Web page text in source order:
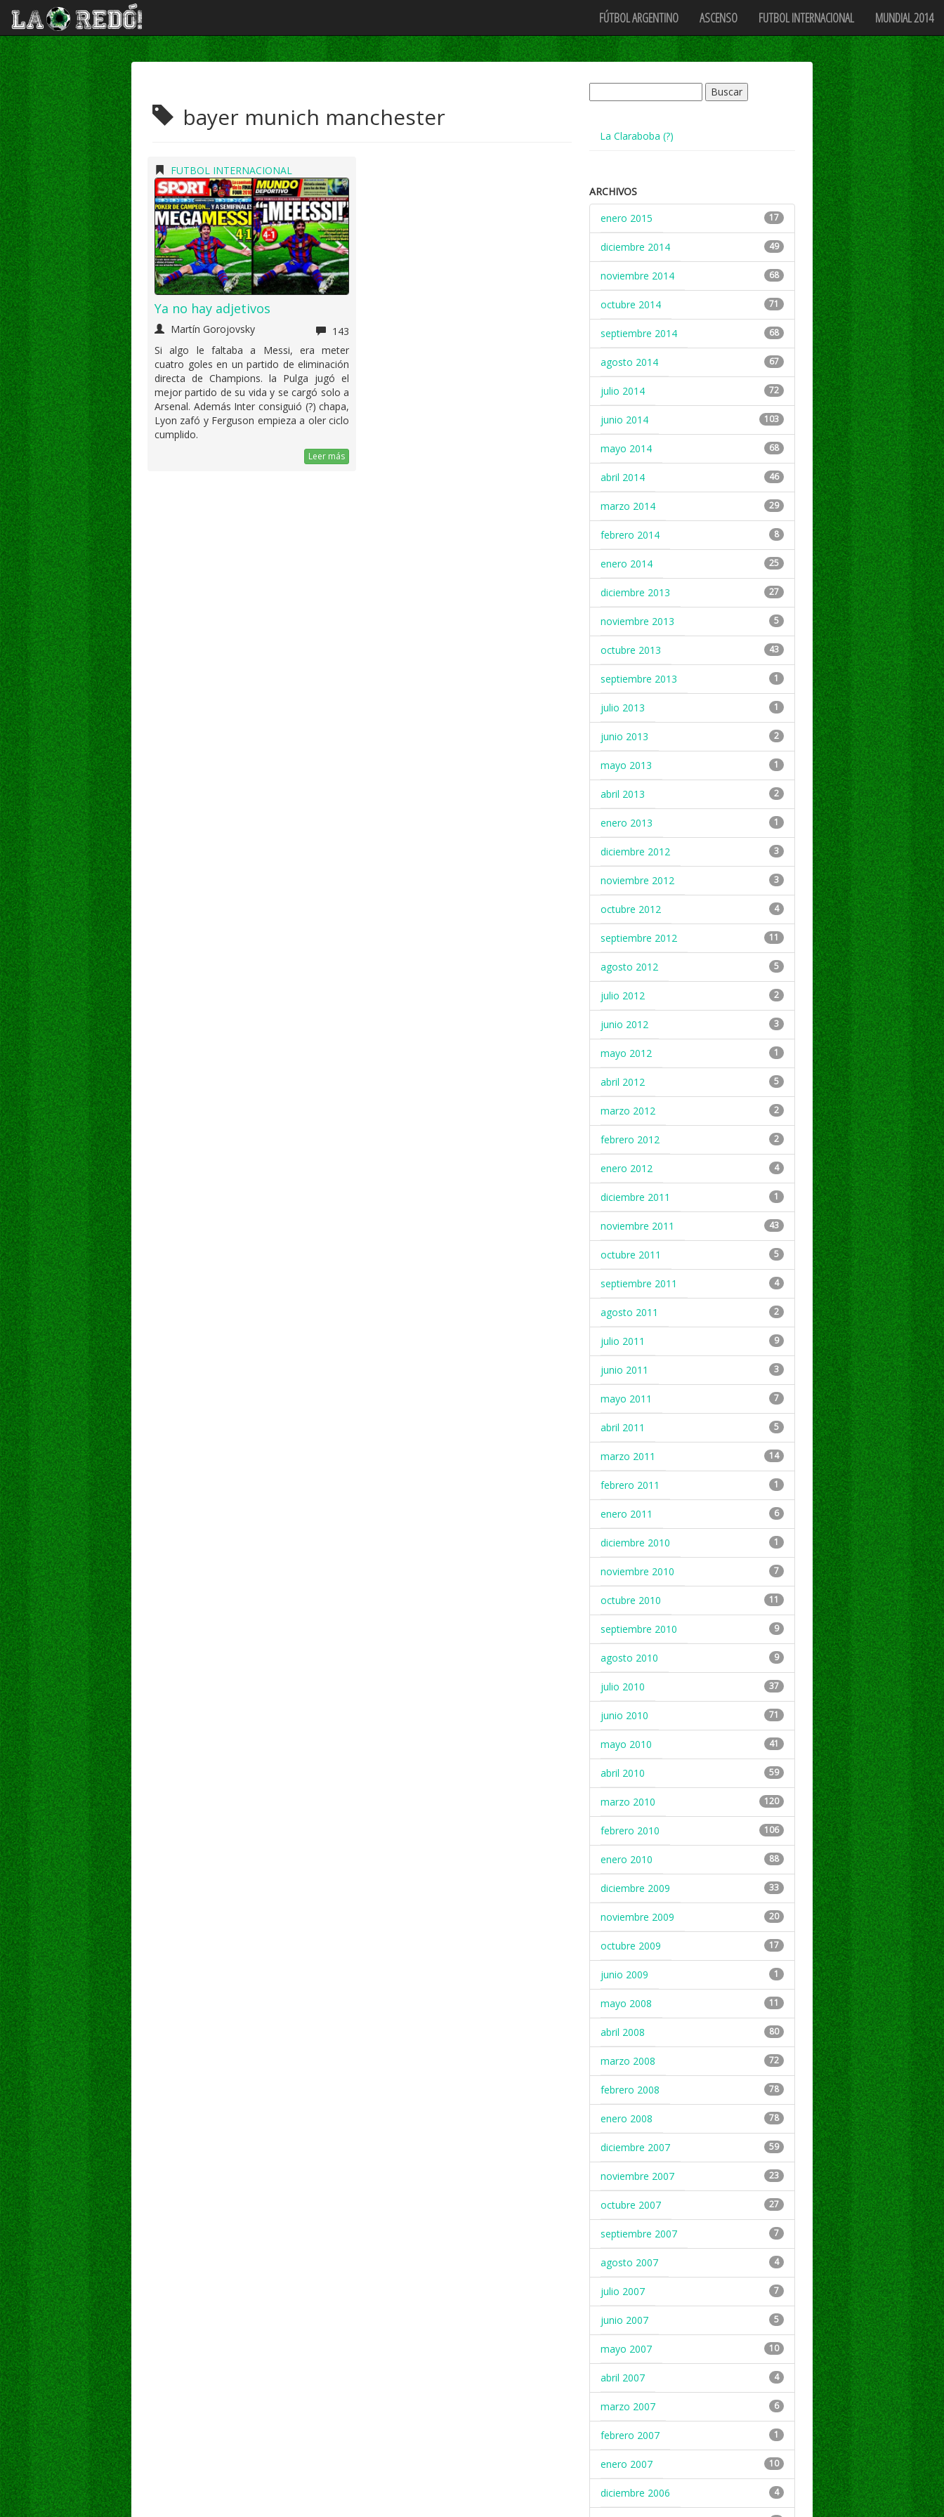
FÚTBOL ARGENTINO ASCENSO FUTBOL INTERNACIONAL MUNDIAL 2014
bayer munich manchester
FUTBOL INTERNACIONAL
Ya no hay adjetivos
Martín Gorojovsky
143
Si algo le faltaba a Messi, era meter
cuatro goles en un partido de eliminación
directa de Champions. la Pulga jugó el
mejor partido de su vida y se cargó solo a
Arsenal. Además Inter consiguió (?) chapa,
Lyon zafó y Ferguson empieza a oler ciclo
cumplido.
Leer más
La Claraboba (?)
ARCHIVOS
enero 2015
17
diciembre 2014 49
noviembre 2014 68
octubre 2014 71
septiembre 2014 68
agosto 2014 67
julio 2014 72
junio 2014 103
mayo 2014 68
abril 2014 46
marzo 2014 29
febrero 2014 8
enero 2014 25
diciembre 2013 27
noviembre 2013 5
octubre 2013 43
septiembre 2013 1
julio 2013 1
junio 2013 2
mayo 2013 1
abril 2013 2
enero 2013 1
diciembre 2012 3
noviembre 2012 3
octubre 2012 4
septiembre 2012 11
agosto 2012 5
julio 2012 2
junio 2012 3
mayo 2012 1
abril 2012 5
marzo 2012 2
febrero 2012 2
enero 2012 4
diciembre 2011 1
noviembre 2011 43
octubre 2011 5
septiembre 2011 4
agosto 2011 2
julio 2011 9
junio 2011 3
mayo 2011 7
abril 2011 5
marzo 2011 14
febrero 2011 1
enero 2011 6
diciembre 2010 1
noviembre 2010 7
octubre 2010 11
septiembre 2010 9
agosto 2010 9
julio 2010 37
junio 2010 71
mayo 2010 41
abril 2010 59
marzo 2010 120
febrero 2010 106
enero 2010 88
diciembre 2009 33
noviembre 2009 20
octubre 2009 17
junio 2009 1
mayo 2008 11
abril 2008 80
marzo 2008 72
febrero 2008 78
enero 2008 78
diciembre 2007 59
noviembre 2007 23
octubre 2007 27
septiembre 2007 7
agosto 2007 4
julio 2007 7
junio 2007 5
mayo 2007 10
abril 2007 4
marzo 2007 6
febrero 2007 1
enero 2007 10
diciembre 2006 4